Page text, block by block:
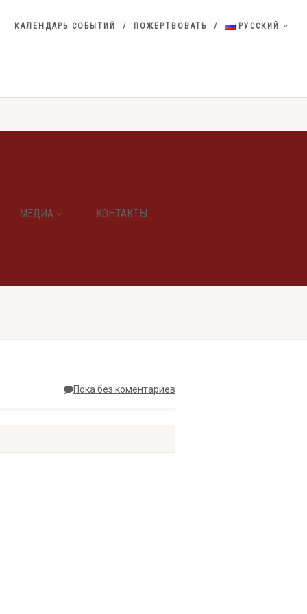
КАЛЕНДАРЬ СОБЫТИЙ ПОЖЕРТВОВАТЬ РУССКИЙ
МЕДИА КОНТАКТЫ
Пока без коментариев